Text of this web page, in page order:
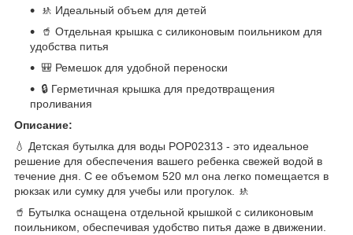
🚸 Идеальный объем для детей
🥤 Отдельная крышка с силиконовым поильником для
удобства питья
🎒 Ремешок для удобной переноски
🔒 Герметичная крышка для предотвращения
проливания
Описание:
💧 Детская бутылка для воды POP02313 - это идеальное
решение для обеспечения вашего ребенка свежей водой в
течение дня. С ее объемом 520 мл она легко помещается в
рюкзак или сумку для учебы или прогулок. 🚸
🥤 Бутылка оснащена отдельной крышкой с силиконовым
поильником, обеспечивая удобство питья даже в движении.